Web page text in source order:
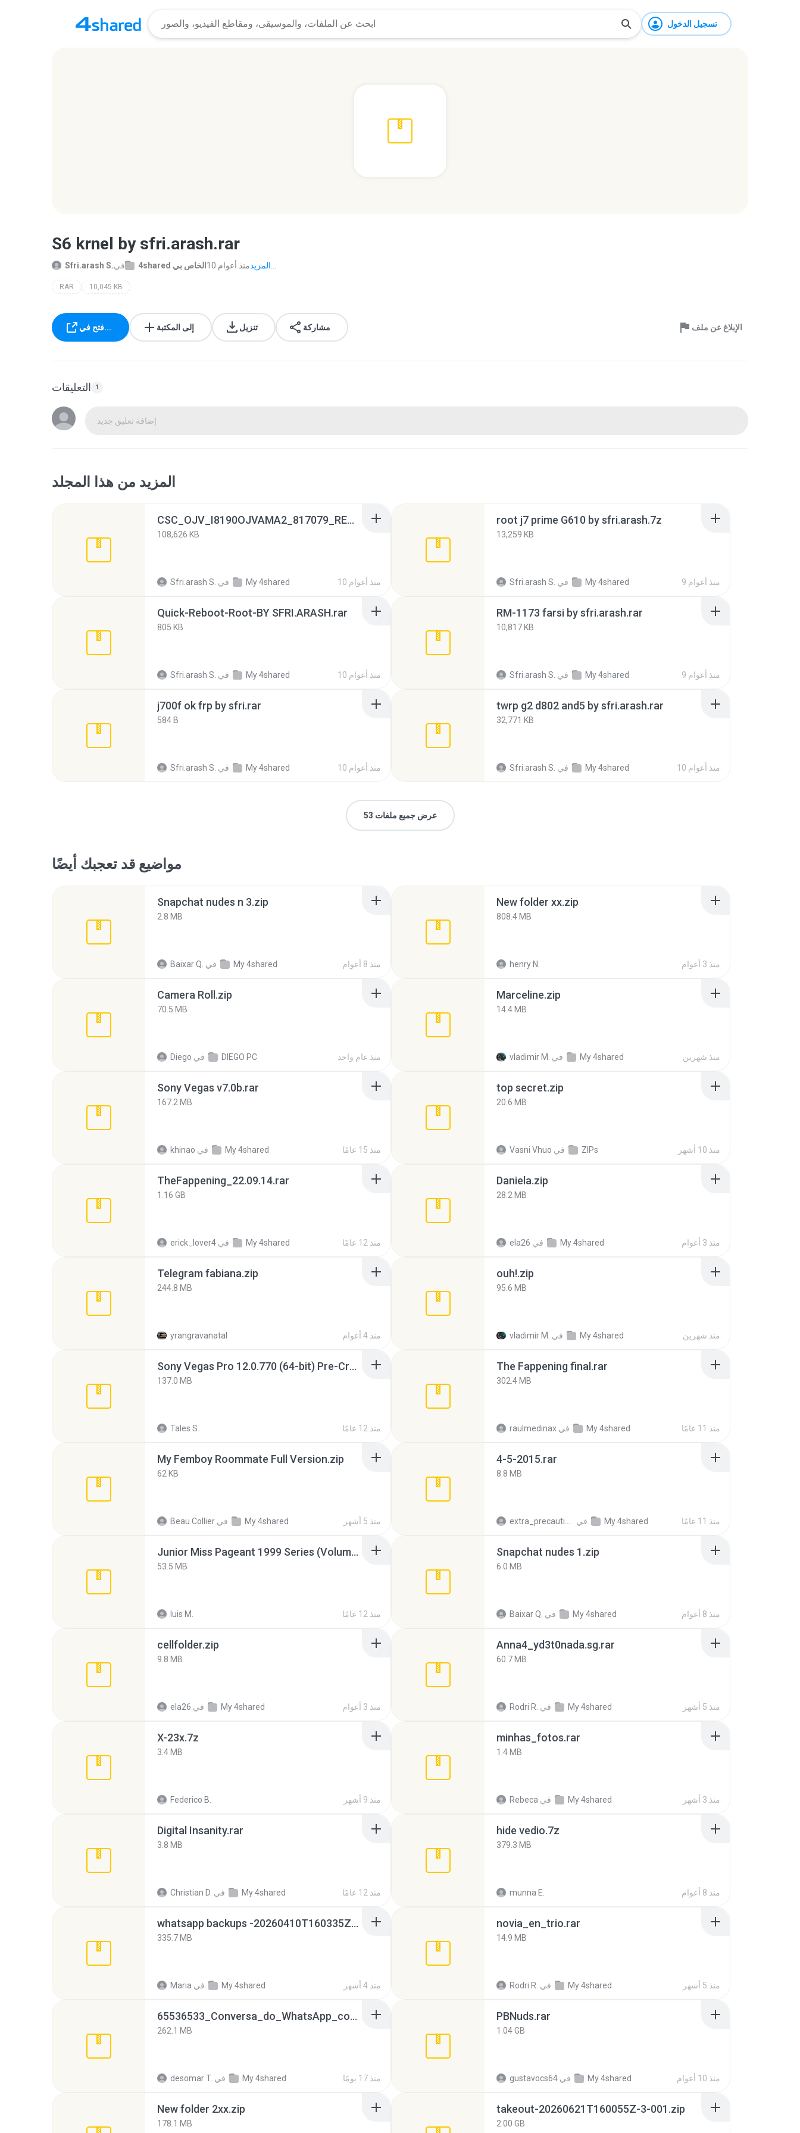
تسجيل الدخول
S6 krnel by sfri.arash.rar
Sfri.arash S.في 4shared الخاص بي 10 منذ أعوام
RAR 10,045 KB
فتح في... إلى المكتبة تنزيل مشاركة الإبلاغ عن ملف
التعليقات 1
إضافة تعليق جديد
المزيد من هذا المجلد
CSC_OJV_I8190OJVAMA2_817079_REV00_user_low_ship.tar.rar
108,626 KB
Sfri.arash S. في My 4shared 10 منذ أعوام
root j7 prime G610 by sfri.arash.7z
13,259 KB
Sfri.arash S. في My 4shared 9 منذ أعوام
Quick-Reboot-Root-BY SFRI.ARASH.rar
805 KB
Sfri.arash S. في My 4shared 10 منذ أعوام
RM-1173 farsi by sfri.arash.rar
10,817 KB
Sfri.arash S. في My 4shared 9 منذ أعوام
j700f ok frp by sfri.rar
584 B
Sfri.arash S. في My 4shared 10 منذ أعوام
twrp g2 d802 and5 by sfri.arash.rar
32,771 KB
Sfri.arash S. في My 4shared 10 منذ أعوام
عرض جميع ملفات 53
مواضيع قد تعجبك أيضًا
Snapchat nudes n 3.zip
2.8 MB
Baixar Q. في My 4shared منذ 8 أعوام
New folder xx.zip
808.4 MB
henry N. منذ 3 أعوام
Camera Roll.zip
70.5 MB
Diego في DIEGO PC منذ عام واحد
Marceline.zip
14.4 MB
vladimir M. في My 4shared منذ شهرين
Sony Vegas v7.0b.rar
167.2 MB
khinao في My 4shared منذ 15 عامًا
top secret.zip
20.6 MB
Vasni Vhuo في ZIPs منذ 10 أشهر
TheFappening_22.09.14.rar
1.16 GB
erick_lover4 في My 4shared منذ 12 عامًا
Daniela.zip
28.2 MB
ela26 في My 4shared منذ 3 أعوام
Telegram fabiana.zip
244.8 MB
yrangravanatal منذ 4 أعوام
ouh!.zip
95.6 MB
vladimir M. في My 4shared منذ شهرين
Sony Vegas Pro 12.0.770 (64-bit) Pre-Cracked.zip
137.0 MB
Tales S. منذ 12 عامًا
The Fappening final.rar
302.4 MB
raulmedinax في My 4shared منذ 11 عامًا
My Femboy Roommate Full Version.zip
62 KB
Beau Collier في My 4shared منذ 5 أشهر
4-5-2015.rar
8.8 MB
في My 4shared منذ 11 عامًا
Junior Miss Pageant 1999 Series (Volume I Part I NC 6).7z
53.5 MB
luis M. منذ 12 عامًا
Snapchat nudes 1.zip
6.0 MB
Baixar Q. في My 4shared منذ 8 أعوام
cellfolder.zip
9.8 MB
ela26 في My 4shared منذ 3 أعوام
Anna4_yd3t0nada.sg.rar
60.7 MB
Rodri R. في My 4shared منذ 5 أشهر
X-23x.7z
3.4 MB
Federico B. منذ 9 أشهر
minhas_fotos.rar
1.4 MB
Rebeca في My 4shared منذ 3 أشهر
Digital Insanity.rar
3.8 MB
Christian D. في My 4shared منذ 12 عامًا
hide vedio.7z
379.3 MB
munna E. منذ 8 أعوام
whatsapp backups -20260410T160335Z-3-001.zip
335.7 MB
Maria في My 4shared منذ 4 أشهر
novia_en_trio.rar
14.9 MB
Rodri R. في My 4shared منذ 5 أشهر
65536533_Conversa_do_WhatsApp_com_Meu_Esposo.zip
262.1 MB
desomar T. في My 4shared منذ 17 يومًا
PBNuds.rar
1.04 GB
gustavocs64 في My 4shared منذ 10 أعوام
New folder 2xx.zip
178.1 MB
takeout-20260621T160055Z-3-001.zip
2.00 GB